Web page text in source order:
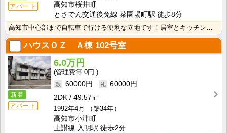
アパート
高知市桜井町
とさでん交通後免線 菜園場町駅 徒歩8分
ハウスＯＺ Ａ棟102号室
新着
アパート
6.0万円
0円
60000円
60000円
2DK
49.57㎡
1992年4月
（築34年）
高知市小津町
土讃線 入明駅 徒歩2分